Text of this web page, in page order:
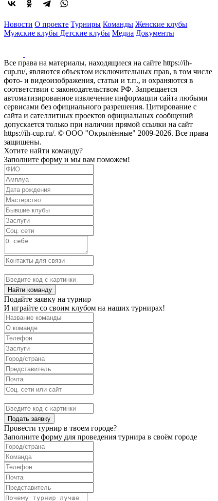
Новости О проекте Турниры Команды Женские клубы
Мужские клубы Детские клубы Медиа Документы
Все права на материалы, находящиеся на сайте https://ih-
cup.ru/, являются объектом исключительных прав, в том числе
фото- и видеоизображения, статьи и т.п., и охраняются в
соответствии с законодательством РФ. Запрещается
автоматизированное извлечение информации сайта любыми
сервисами без официального разрешения. Цитирование с
сайта и сателлитных проектов официальных сообщений
допускается только при наличии прямой ссылки на сайт
https://ih-cup.ru/. © ООО "Окрылённые" 2009-2026. Все права
защищены.
Хотите найти команду?
Заполните форму и мы вам поможем!
Найти команду
Подайте заявку на турнир
И играйте со своим клубом на наших турнирах!
Подать заявку
Провести турнир в твоем городе?
Заполните форму для проведения турнира в своём городе